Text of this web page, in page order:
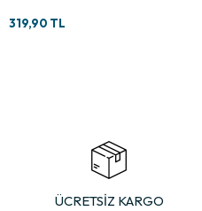
319,90 TL
ÜCRETSİZ KARGO